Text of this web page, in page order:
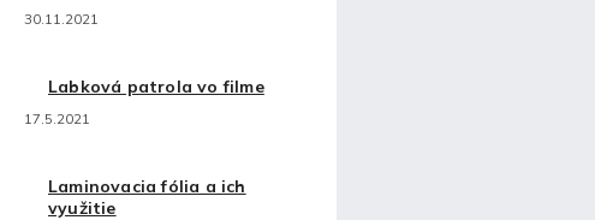
30.11.2021
Labková patrola vo filme
17.5.2021
Laminovacia fólia a ich
využitie